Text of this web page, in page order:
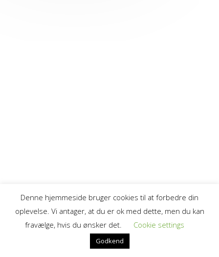
© 2026 Asiaq.
Denne hjemmeside bruger cookies til at forbedre din
oplevelse. Vi antager, at du er ok med dette, men du kan
fravælge, hvis du ønsker det.
Cookie settings
Godkend